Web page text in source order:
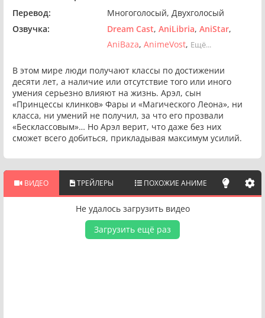
Перевод:
Многоголосый Двухголосый
Озвучка:
Dream Cast AniLibria AniStar
AniBaza AnimeVost Ещё...
В этом мире люди получают классы по достижении
десяти лет, а наличие или отсутствие того или иного
умения серьезно влияют на жизнь. Арэл, сын
«Принцессы клинков» Фары и «Магического Леона», ни
класса, ни умений не получил, за что его прозвали
«Бесклассовым»… Но Арэл верит, что даже без них
сможет всего добиться, прикладывая максимум усилий.
ВИДЕО ТРЕЙЛЕРЫ ПОХОЖИЕ АНИМЕ
Не удалось загрузить видео
Загрузить ещё раз